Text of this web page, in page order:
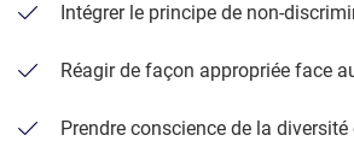
Intégrer le principe de non-
Réagir de façon appropriée face
Prendre conscience de la diversité